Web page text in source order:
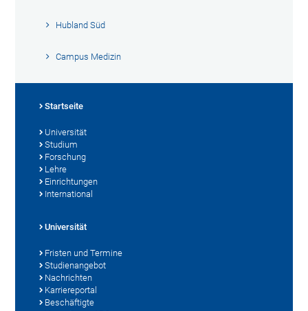
Hubland Süd
Campus Medizin
Startseite
Universität
Studium
Forschung
Lehre
Einrichtungen
International
Universität
Fristen und Termine
Studienangebot
Nachrichten
Karriereportal
Beschäftigte